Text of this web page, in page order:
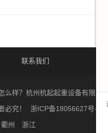
联系我们
样？杭州杭起起重设备有限公
必究！
浙ICP备18056627号-2
衢州 浙江